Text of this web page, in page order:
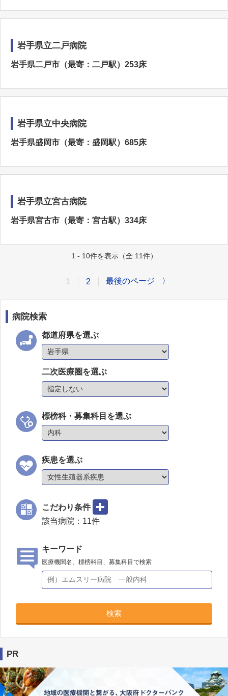
岩手県立二戸病院
岩手県二戸市（最寄：二戸駅）253床
岩手県立中央病院
岩手県盛岡市（最寄：盛岡駅）685床
岩手県立宮古病院
岩手県宮古市（最寄：宮古駅）334床
1 - 10件を表示（全 11件）
2 最後のページ 〉
病院検索
都道府県を選ぶ
二次医療圏を選ぶ
標榜科・募集科目を選ぶ
疾患を選ぶ
こだわり条件
該当病院： 11件
キーワード
医療機関名、標榜科目、募集科目で検索
検索
PR